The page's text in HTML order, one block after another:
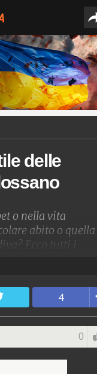
delle
o nella vita
abito o quella
Ecco tutti i
foto
4
0